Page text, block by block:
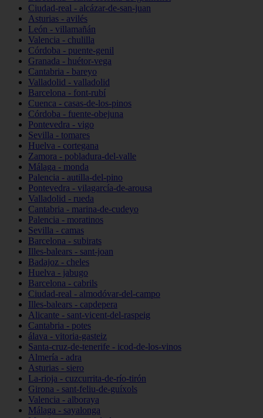
Ciudad-real - alcázar-de-san-juan
Asturias - avilés
León - villamañán
Valencia - chulilla
Córdoba - puente-genil
Granada - huétor-vega
Cantabria - bareyo
Valladolid - valladolid
Barcelona - font-rubí
Cuenca - casas-de-los-pinos
Córdoba - fuente-obejuna
Pontevedra - vigo
Sevilla - tomares
Huelva - cortegana
Zamora - pobladura-del-valle
Málaga - monda
Palencia - autilla-del-pino
Pontevedra - vilagarcía-de-arousa
Valladolid - rueda
Cantabria - marina-de-cudeyo
Palencia - moratinos
Sevilla - camas
Barcelona - subirats
Illes-balears - sant-joan
Badajoz - cheles
Huelva - jabugo
Barcelona - cabrils
Ciudad-real - almodóvar-del-campo
Illes-balears - capdepera
Alicante - sant-vicent-del-raspeig
Cantabria - potes
álava - vitoria-gasteiz
Santa-cruz-de-tenerife - icod-de-los-vinos
Almería - adra
Asturias - siero
La-rioja - cuzcurrita-de-río-tirón
Girona - sant-feliu-de-guíxols
Valencia - alboraya
Málaga - sayalonga